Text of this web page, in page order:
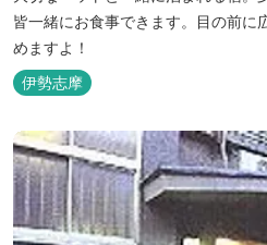
皆一緒にお食事できます。目の前に
めますよ！
伊勢志摩